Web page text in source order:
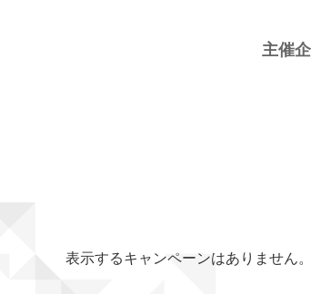
主催
表示するキャンペーンはありません。